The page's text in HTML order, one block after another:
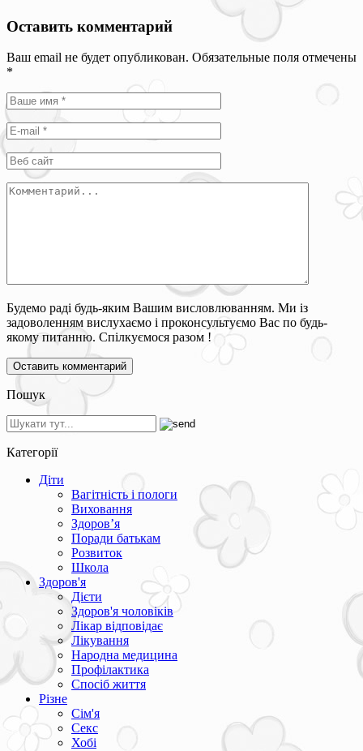
Оставить комментарий
Ваш email не будет опубликован. Обязательные поля отмечены
*
Будемо раді будь-яким Вашим висловлюванням. Ми із
задоволенням вислухаємо і проконсультуємо Вас по будь-
якому питанню. Спілкуємося разом !
Пошук
Категорії
Діти
Вагітність і пологи
Виховання
Здоров’я
Поради батькам
Розвиток
Школа
Здоров'я
Дієти
Здоров'я чоловіків
Лікар відповідає
Лікування
Народна медицина
Профілактика
Спосіб життя
Різне
Сім'я
Секс
Хобі